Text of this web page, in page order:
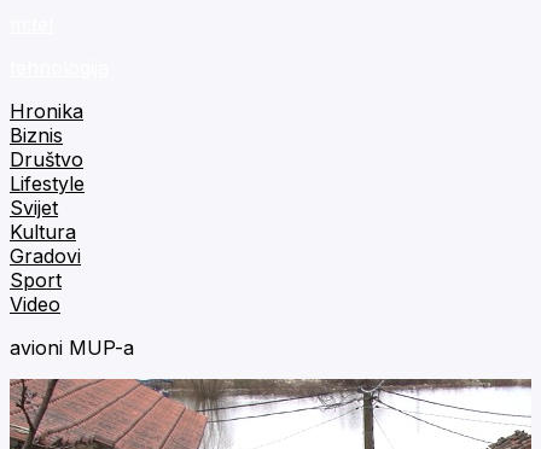
Hronika
Biznis
Društvo
Lifestyle
Svijet
Kultura
Gradovi
Sport
Video
avioni MUP-a